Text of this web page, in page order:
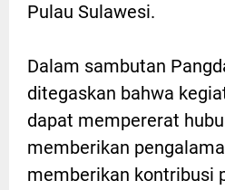
Pulau Sulawesi.
Dalam sambutan
ditegaskan bahwa
dapat mempererat
memberikan
memberikan kontribusi